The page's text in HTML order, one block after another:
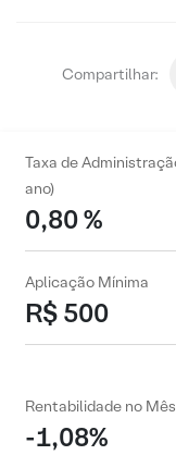
Compartilhar:
Taxa de
ano)
0,80 %
Aplicação Mínima
R$ 500
Rentabilidade no Mês
-1,08%